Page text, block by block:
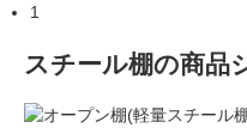
1
スチール棚の商品